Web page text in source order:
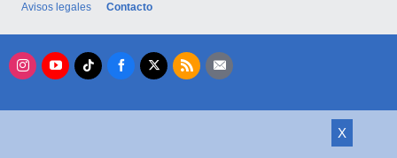
X
Avisos legales
Contacto